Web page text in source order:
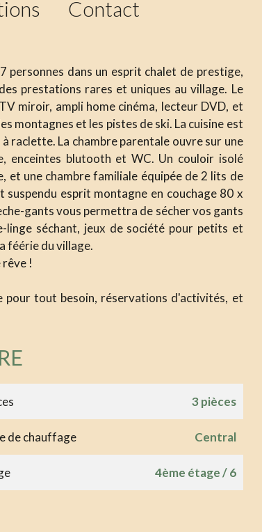
Contact
personnes dans un esprit chalet de prestige,
prestations rares et uniques au village. Le
miroir, ampli home cinéma, lecteur DVD, et
montagnes et les pistes de ski. La cuisine est
raclette. La chambre parentale ouvre sur une
enceintes blutooth et WC. Un couloir isolé
et une chambre familiale équipée de 2 lits de
esprit montagne en couchage 80 x
gants vous permettra de sécher vos gants
linge séchant, jeux de société pour petits et
féérie du village.
rêve !
tout besoin, réservations d'activités, et
3 pièces
de chauffage Central
4ème étage / 6